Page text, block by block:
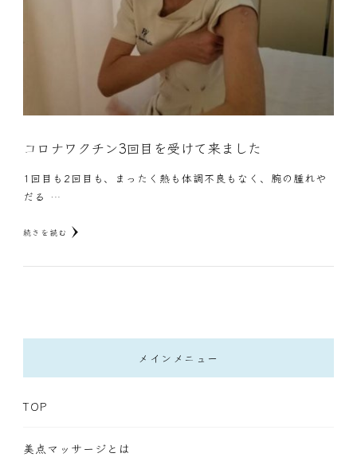
コロナワクチン3回目を受けて来ました
1回目も2回目も、まったく熱も体調不良もなく、腕の腫れや
だる …
続きを読む
メインメニュー
TOP
美点マッサージとは